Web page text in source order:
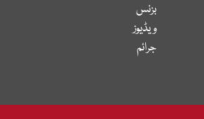
بزنس
ویڈیوز
جرائم